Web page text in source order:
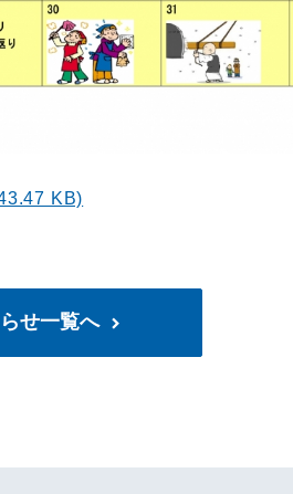
KB)
せ一覧へ